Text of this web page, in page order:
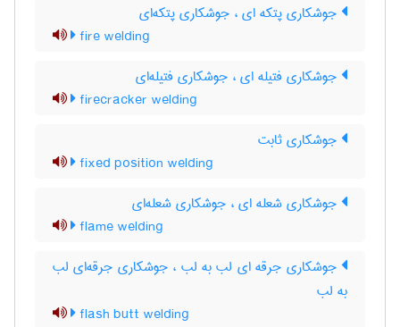
جوشکاری پتکه ای ، جوشکاری پتکه‌ای
fire welding
جوشکاری فتیله ای ، جوشکاری فتیله‌ای
firecracker welding
جوشکاری ثابت
fixed position welding
جوشکاری شعله ای ، جوشکاری شعله‌ای
flame welding
جوشکاری جرقه ای لب به لب ، جوشکاری جرقه‌ای لب
به لب
flash butt welding